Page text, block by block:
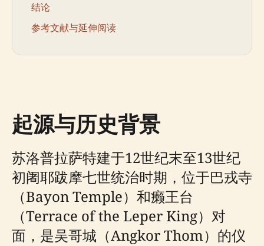
结论
参考文献与延伸阅读
起源与历史背景
苏洛普拉萨特建于12世纪末至13世纪
初阇耶跋摩七世统治时期，位于巴戎寺
（Bayon Temple）和癞王台
（Terrace of the Leper King）对
面，是吴哥城（Angkor Thom）的仪